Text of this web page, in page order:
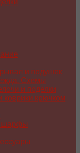
и подушек
Схемы
и поделки
коврики крючком
шарфы